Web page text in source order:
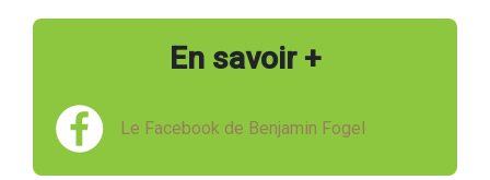
En savoir +
Le Facebook de Benjamin Fogel